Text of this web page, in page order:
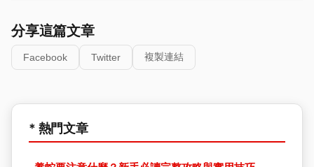
分享這篇文章
Facebook Twitter 複製連結
* 熱門文章